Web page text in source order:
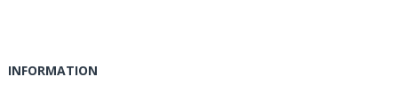
INFORMATION